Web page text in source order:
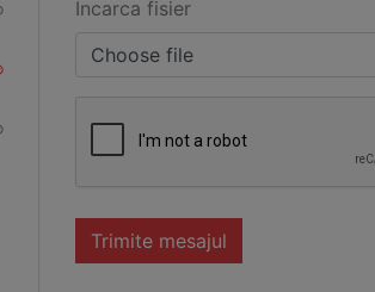
Incarca fisier
Choose file
Trimite mesajul